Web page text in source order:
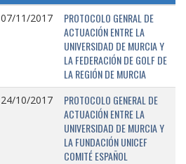
07/11/2017
PROTOCOLO GENRAL DE
ACTUACIÓN ENTRE LA
UNIVERSIDAD DE MURCIA Y
LA FEDERACIÓN DE GOLF DE
LA REGIÓN DE MURCIA
24/10/2017
PROTOCOLO GENERAL DE
ACTUACIÓN ENTRE LA
UNIVERSIDAD DE MURCIA Y
LA FUNDACIÓN UNICEF
COMITÉ ESPAÑOL